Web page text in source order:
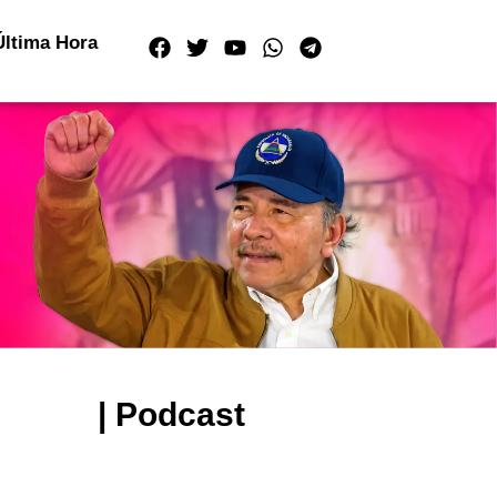
Hora
| Podcast